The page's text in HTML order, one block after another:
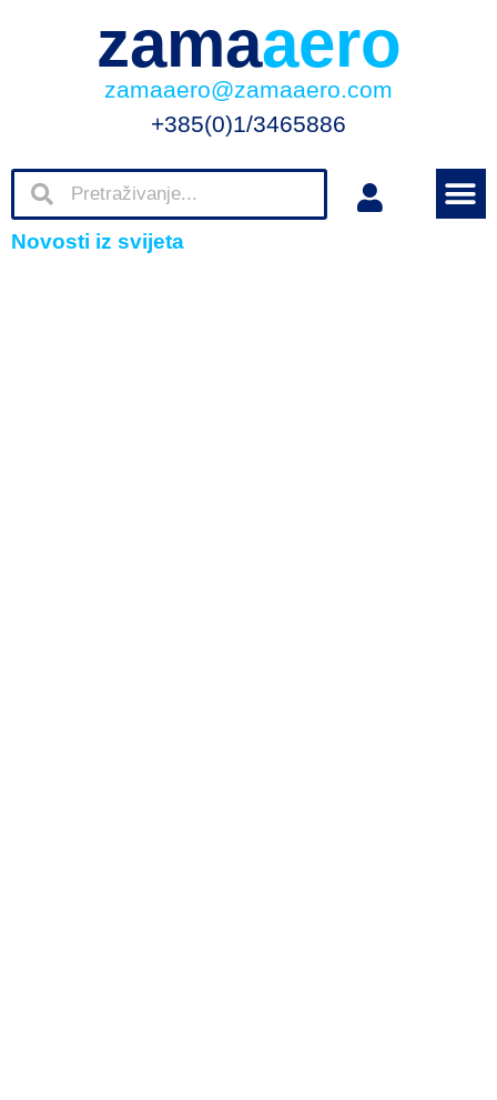
zamaaero
zamaaero@zamaaero.com
+385(0)1/3465886
Novosti iz svijeta